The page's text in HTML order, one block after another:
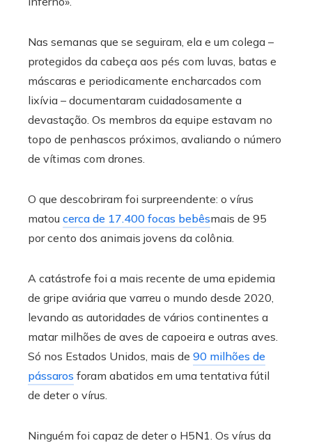
Nas semanas que se seguiram, ela e um colega –
protegidos da cabeça aos pés com luvas, batas e
máscaras e periodicamente encharcados com
lixívia – documentaram cuidadosamente a
devastação. Os membros da equipe estavam no
topo de penhascos próximos, avaliando o número
de vítimas com drones.
O que descobriram foi surpreendente: o vírus
matou cerca de 17.400 focas bebêsmais de 95
por cento dos animais jovens da colônia.
A catástrofe foi a mais recente de uma epidemia
de gripe aviária que varreu o mundo desde 2020,
levando as autoridades de vários continentes a
matar milhões de aves de capoeira e outras aves.
Só nos Estados Unidos, mais de 90 milhões de
pássaros foram abatidos em uma tentativa fútil
de deter o vírus.
Ninguém foi capaz de deter o H5N1. Os vírus da